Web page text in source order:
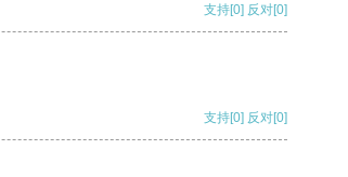
支持[0] 反对[0]
支持[0] 反对[0]